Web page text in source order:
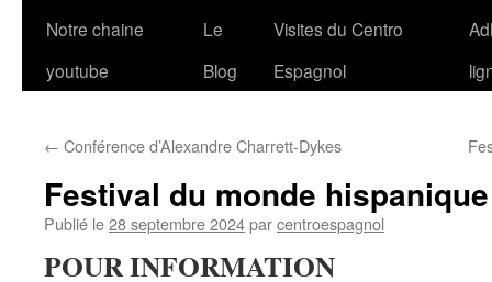
Notre chaine
youtube
Le
Blog
Visites du Centro
Espagnol
← Conférence d’Alexandre Charrett-Dykes
Festival du monde
Publié le28 septembre 2024parcentroespagnol
POUR INFORMATION